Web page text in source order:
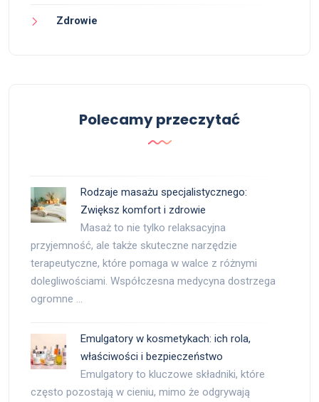
Zdrowie
Polecamy przeczytać
Rodzaje masażu specjalistycznego:
Zwiększ komfort i zdrowie
Masaż to nie tylko relaksacyjna
przyjemność, ale także skuteczne narzędzie
terapeutyczne, które pomaga w walce z różnymi
dolegliwościami. Współczesna medycyna dostrzega
ogromne …
Emulgatory w kosmetykach: ich rola,
właściwości i bezpieczeństwo
Emulgatory to kluczowe składniki, które
często pozostają w cieniu, mimo że odgrywają